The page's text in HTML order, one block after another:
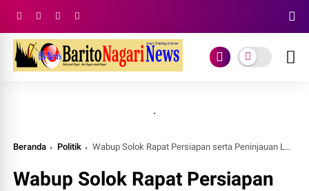
.
Beranda Politik Wabup Solok Rapat Persiapan serta Peninjauan Lokasi Pembukaan Jalan Aia Dingin 2025.
Wabup Solok Rapat Persiapan